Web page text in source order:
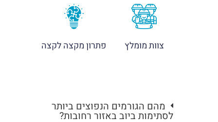
צוות מומלץ פתרון מקצה לקצה
מהם הגורמים הנפוצים ביותר
לסתימות ביוב באזור רחובות?